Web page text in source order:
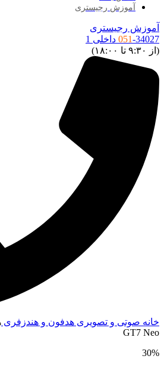
آموزش رجیستری
رجیستری
051داخلی 1
تا ۱۸:۰۰)
صوتی و تصویریهدفون و هندزفری
GT7